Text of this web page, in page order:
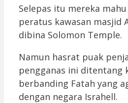
Selepas itu mereka
peratus kawasan masjid
dibina Solomon Temple.
Namun hasrat puak
pengganas ini ditentang
berbanding Fatah yang
dengan negara Israhell.